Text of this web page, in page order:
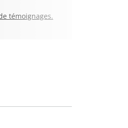
témoignages.